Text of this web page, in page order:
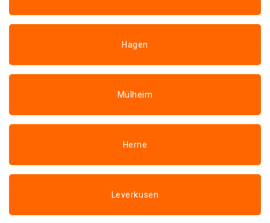
Hagen
Mülheim
Herne
Leverkusen